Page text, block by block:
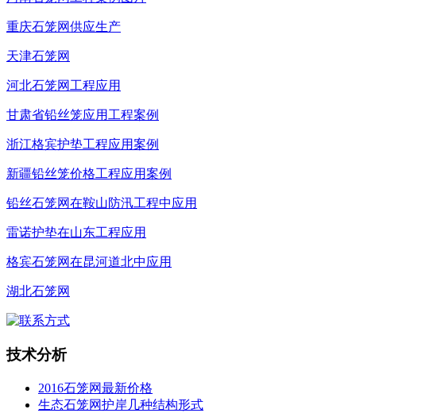
重庆石笼网供应生产
天津石笼网
河北石笼网工程应用
甘肃省铅丝笼应用工程案例
浙江格宾护垫工程应用案例
新疆铅丝笼价格工程应用案例
铅丝石笼网在鞍山防汛工程中应用
雷诺护垫在山东工程应用
格宾石笼网在昆河道北中应用
湖北石笼网
技术分析
2016石笼网最新价格
生态石笼网护岸几种结构形式